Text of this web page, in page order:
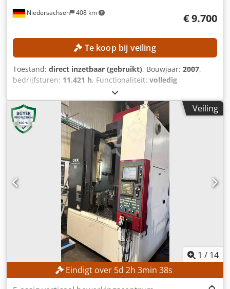
Niedersachsen 408 km € 9.700
Te koop bij veiling
Toestand: direct inzetbaar (gebruikt), Bouwjaar: 2007,
bedrijfsturen: 11.421 h, Functionaliteit: volledig
, machine-/voertuignummer:
verplaatsingsafstand X-as:640 mm, verplaatsing Y-as:600
mm, verplaatsingsafstand Z-as:500 mm,
werkstukdiameter (max.): 140 mm
, spilsnelheid (max.):
16.000 rpm
, aantal posities in het gereedschapsmagazijn:
, TECHNISCHE GEGEVENS Verplaatsingsweg X-as: 640
mm Verplaatsingsweg Y-as: 600 mm Verplaatsingsweg Z-
as: 500 mm Oppervlakte voor opspanning, lengte: 850 mm
Oppervlakte voor opspanning, breedte: 600 mm T-sleuven:
DIN 650-14 Hoogte van de bovenkant van de tafel: 850 mm
Maximale belasting van de tafel: 600 kg Spindelfabrikant:
Franz Kessler GmbH Toerental: 1.600 - 4.700 / 4.700 -
16.000 omw/min Aantal posities in het magazijn: 30
Plaatsherkenning: vaste plaatsherkenning Maximaal
laadgewicht: 90 kg Spaantijd zonder vrije
verplaatsingslogica t3/t2: 6,8 s Spaantijd zonder vrije
verplaatsingslogica t1 (30): 7,9 s Spaantijd met vrije
verplaatsingslogica t3/t2: 8,3 s Spaantijd met vrije
verplaatsingslogica t1 (30): 9,3 s GEREEDSCHAPPEN EN
Veiling
1 / 14
Eindigt over 5d 2h 3min 36s